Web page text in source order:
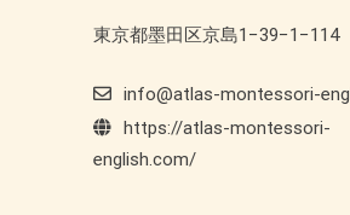
東京都墨田区京島1−39−1−114
info@atlas-montessori-
https://atlas-montessori-
english.com/